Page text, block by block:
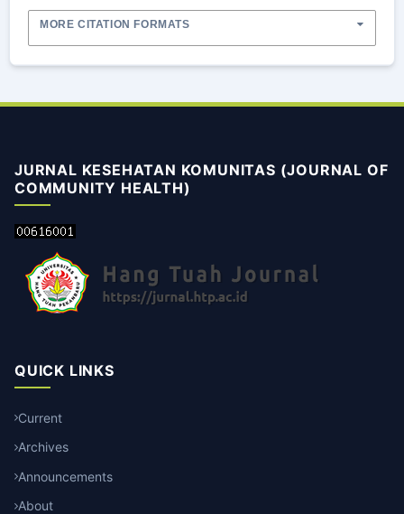
MORE CITATION FORMATS
JURNAL KESEHATAN KOMUNITAS (JOURNAL OF
COMMUNITY HEALTH)
QUICK LINKS
Current
Archives
Announcements
About